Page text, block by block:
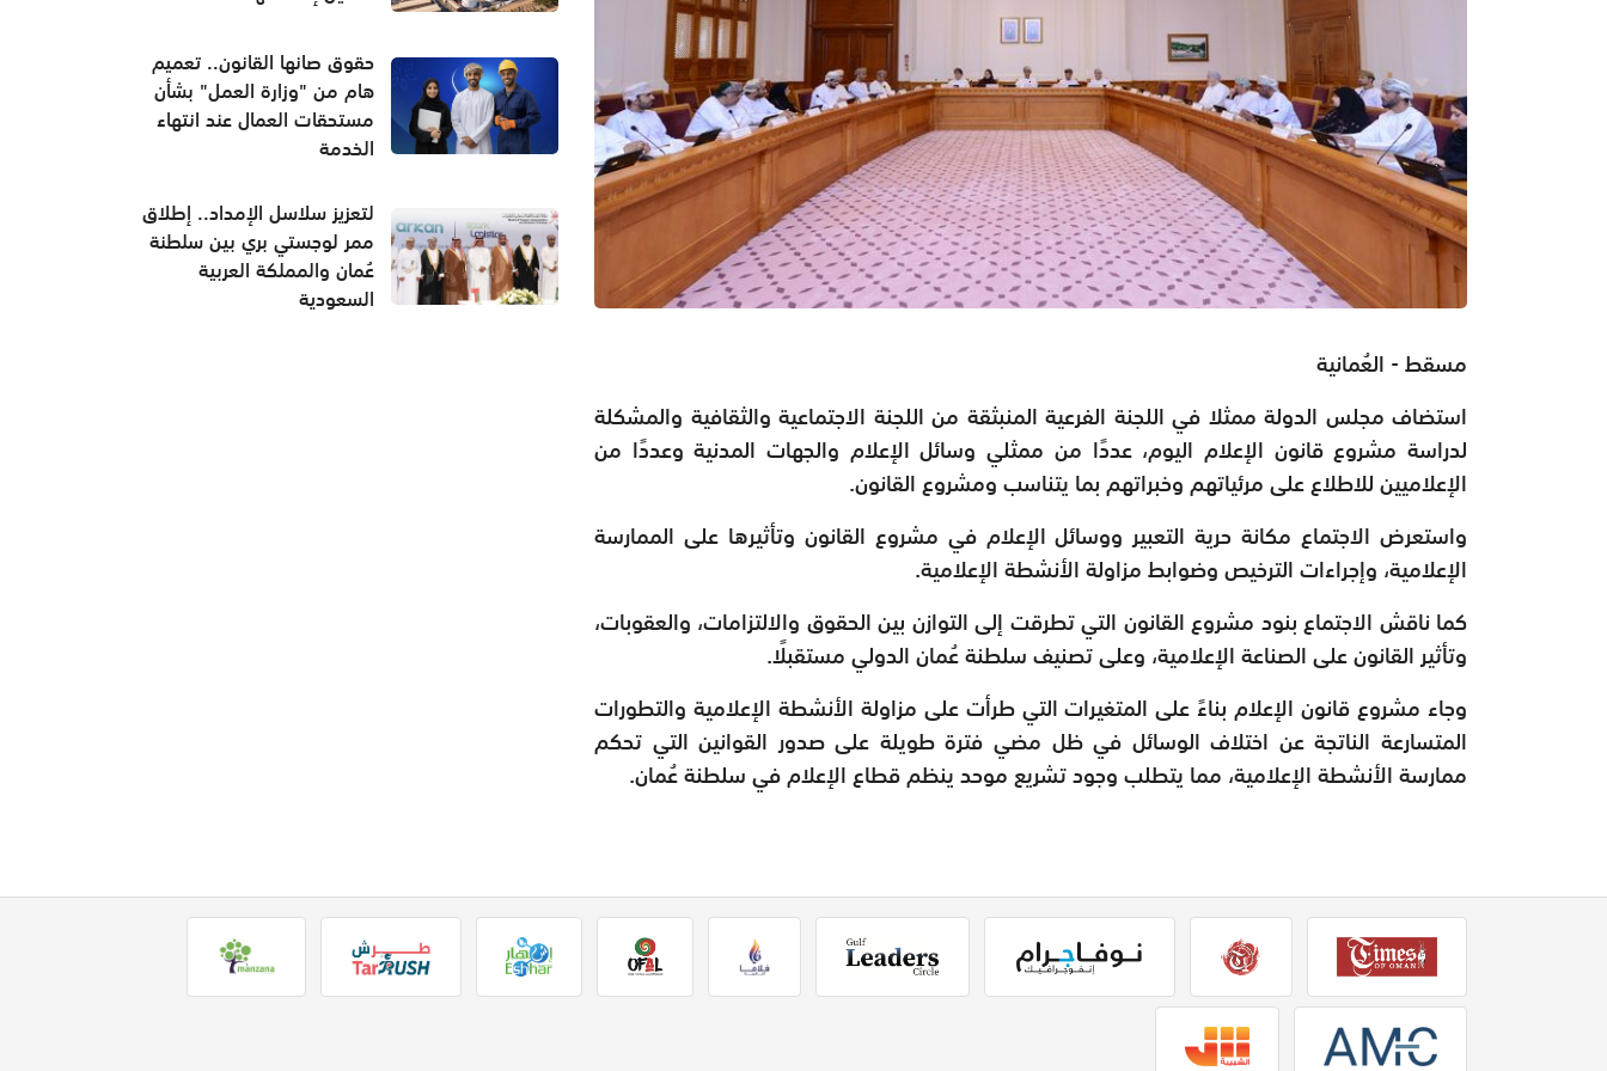
مسقط - العُمانية
استضاف مجلس الدولة ممثلا في اللجنة الفرعية المنبثقة من اللجنة الاجتماعية والثقافية والمشكلة
لدراسة مشروع قانون الإعلام اليوم، عددًا من ممثلي وسائل الإعلام والجهات المدنية وعددًا من
الإعلاميين للاطلاع على مرئياتهم وخبراتهم بما يتناسب ومشروع القانون.
واستعرض الاجتماع مكانة حرية التعبير ووسائل الإعلام في مشروع القانون وتأثيرها على الممارسة
الإعلامية، وإجراءات الترخيص وضوابط مزاولة الأنشطة الإعلامية.
كما ناقش الاجتماع بنود مشروع القانون التي تطرقت إلى التوازن بين الحقوق والالتزامات، والعقوبات،
وتأثير القانون على الصناعة الإعلامية، وعلى تصنيف سلطنة عُمان الدولي مستقبلًا.
وجاء مشروع قانون الإعلام بناءً على المتغيرات التي طرأت على مزاولة الأنشطة الإعلامية والتطورات
المتسارعة الناتجة عن اختلاف الوسائل في ظل مضي فترة طويلة على صدور القوانين التي تحكم
ممارسة الأنشطة الإعلامية، مما يتطلب وجود تشريع موحد ينظم قطاع الإعلام في سلطنة عُمان.
حقوق صانها القانون.. تعميم
هام من "وزارة العمل" بشأن
مستحقات العمال عند انتهاء
الخدمة
لتعزيز سلاسل الإمداد.. إطلاق
ممر لوجستي بري بين سلطنة
عُمان والمملكة العربية
السعودية